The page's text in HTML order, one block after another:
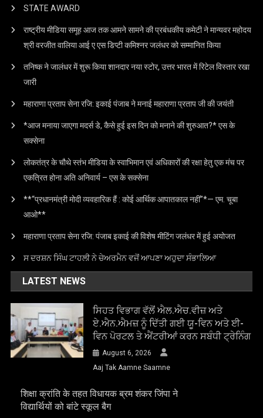
STATE AWARD
राष्ट्रीय मीडिया समूह आज तक आमने सामने की प्रबंधकीय कमेटी ने मान्यवर महोदय
श्री वरजीत वालिया आई ए एस डिप्टी कमिश्नर जलंधर को सम्मानित किया
तनिष्क ने जालंधर में शुरू किया शानदार नया स्टोर, उत्तर भारत में रिटेल विस्तार रखा
जारी
महाराणा प्रताप सेना रजि: इकाई पंजाब ने मनाई महाराणा प्रताप जी की जयंती
*आज मनाया जाएगा मदर्स डे, कैसे हुई इस दिन को मनाने की शुरुआत?* एस के
सक्सेना
लोकतंत्र के चौथे स्तंभ मीडिया के स्वाभिमान एवं अधिकारों की रक्षा हेतु एक मंच पर
एकत्रित होना अति अनिवार्य – एस के सक्सेना
**“प्रधानमंत्री मोदी व्यवहारिक हैं : कोई आर्थिक आपातकाल नहीं”*— एम. चूबा
आओ**
महाराणा प्रताप सेना रजि: पंजाब इकाई की विशेष मीटिंग जलंधर में हुई अयोजत
ਸ ਦਰਸ਼ਨ ਸਿੰਘ ਟਾਹਲੀ ਨੇ ਚੇਅਰਮੈਨ ਵਜੋਂ ਆਪਣਾ ਅਹੁਦਾ ਸੰਭਾਲਿਆ
LATEST NEWS
ਸਿਹਤ ਵਿਭਾਗ ਵੱਲੋਂ ਐਲ.ਐਚ.ਵੀਜ਼ ਅਤੇ
ਏ.ਐਨ.ਐਮਜ਼ ਨੂੰ ਦਿੱਤੀ ਗਈ ਯੂ-ਵਿਨ ਅਤੇ ਈ-
ਵਿਨ ਪੋਰਟਲ ਤੇ ਐਂਟਰੀਆਂ ਕਰਨ ਸਬੰਧੀ ਟ੍ਰੇਨਿੰਗ
August 6, 2026
Aaj Tak Aamne Saamne
शिक्षा क्रांति के तहत विधायक ब्रम शंकर जिंपा ने
विद्यार्थियों को बांटे स्कूल बैग